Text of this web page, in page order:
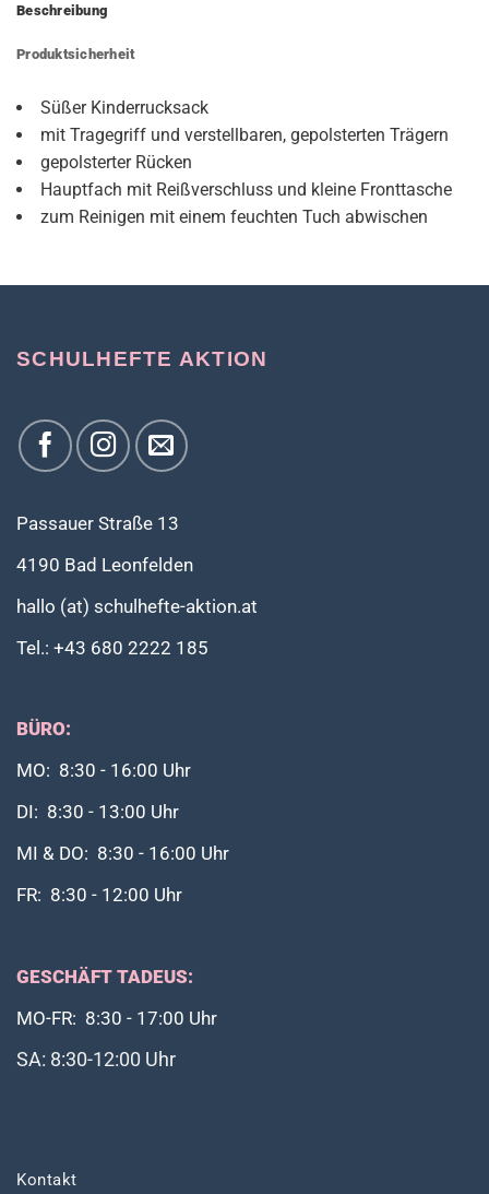
Beschreibung
Produktsicherheit
Süßer Kinderrucksack
mit Tragegriff und verstellbaren, gepolsterten Trägern
gepolsterter Rücken
Hauptfach mit Reißverschluss und kleine Fronttasche
zum Reinigen mit einem feuchten Tuch abwischen
SCHULHEFTE AKTION
Passauer Straße 13
4190 Bad Leonfelden
hallo (at) schulhefte-aktion.at
Tel.: +43 680 2222 185
BÜRO:
MO: 8:30 - 16:00 Uhr
DI: 8:30 - 13:00 Uhr
MI & DO: 8:30 - 16:00 Uhr
FR: 8:30 - 12:00 Uhr
GESCHÄFT TADEUS:
MO-FR: 8:30 - 17:00 Uhr
SA: 8:30-12:00 Uhr
Kontakt